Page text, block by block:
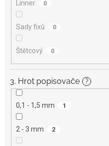
Linner 0
Sady fixů 0
Štětcový 0
3. Hrot popisovače ?
0,1 - 1,5 mm 1
2 - 3 mm 2